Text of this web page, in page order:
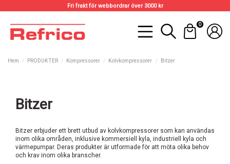
Fri frakt för webbordrar över 3000 kr
0
Hem PRODUKTER Kompressorer Kolvkompressorer Bitzer
Bitzer
Bitzer erbjuder ett brett utbud av kolvkompressorer som kan användas
inom olika områden, inklusive kommersiell kyla, industriell kyla och
värmepumpar. Deras produkter är utformade för att möta olika behov
och krav inom olika branscher.